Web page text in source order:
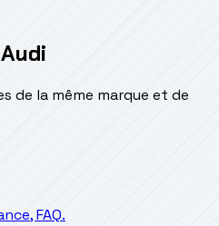
de la même marque et de
FAQ.